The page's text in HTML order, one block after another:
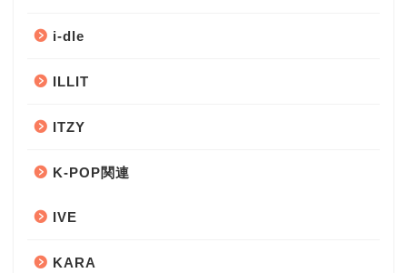
i-dle
ILLIT
ITZY
K-POP関連
IVE
KARA